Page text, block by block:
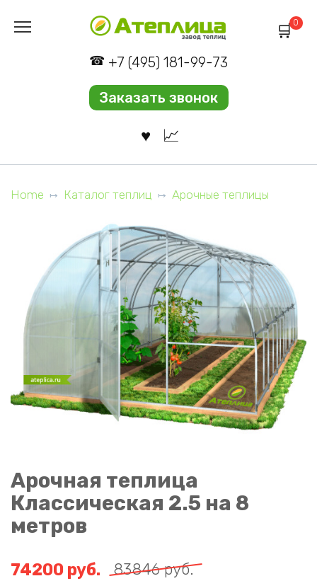
+7 (495) 181-99-73
Заказать звонок
0
Home Каталог теплиц Арочные теплицы
Арочная теплица
Классическая 2.5 на 8
метров
83846руб.
74200 руб.